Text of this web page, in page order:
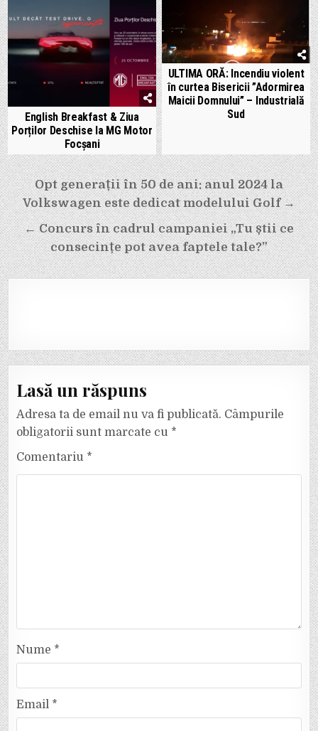
English Breakfast & Ziua
Porților Deschise la MG Motor
Focșani
ULTIMA ORĂ: Incendiu violent
în curtea Bisericii ”Adormirea
Maicii Domnului” – Industrială
Sud
Navigare
în
articole
Opt generații în 50 de ani: anul 2024 la
Volkswagen este dedicat modelului Golf →
← Concurs în cadrul campaniei „Tu știi ce
consecințe pot avea faptele tale?”
Lasă un răspuns
Adresa ta de email nu va fi publicată. Câmpurile
obligatorii sunt marcate cu *
Comentariu *
Nume *
Email *